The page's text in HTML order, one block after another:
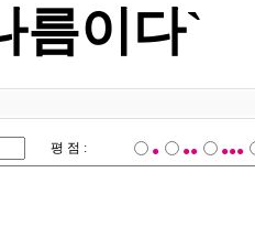
름이다`
평 점 : ● ●● ●●●